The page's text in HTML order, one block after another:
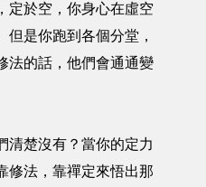
定於空，你身心在虛空
但是你跑到各個分堂，
法的話，他們會通通變
楚沒有？當你的定力
修法，靠禪定來悟出那